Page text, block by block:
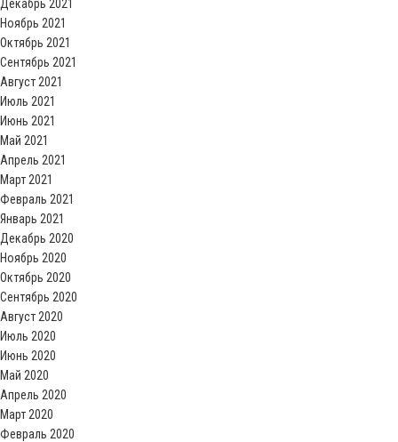
Декабрь 2021
Ноябрь 2021
Октябрь 2021
Сентябрь 2021
Август 2021
Июль 2021
Июнь 2021
Май 2021
Апрель 2021
Март 2021
Февраль 2021
Январь 2021
Декабрь 2020
Ноябрь 2020
Октябрь 2020
Сентябрь 2020
Август 2020
Июль 2020
Июнь 2020
Май 2020
Апрель 2020
Март 2020
Февраль 2020